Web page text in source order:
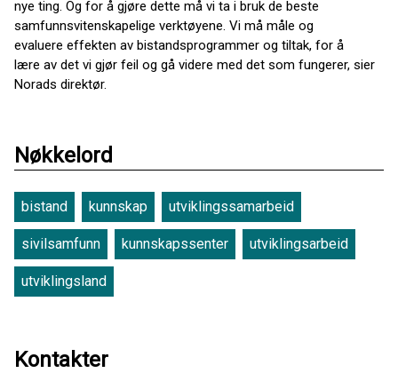
nye ting. Og for å gjøre dette må vi ta i bruk de beste
samfunnsvitenskapelige verktøyene. Vi må måle og
evaluere effekten av bistandsprogrammer og tiltak, for å
lære av det vi gjør feil og gå videre med det som fungerer, sier
Norads direktør.
Nøkkelord
bistand kunnskap utviklingssamarbeid
sivilsamfunn kunnskapssenter utviklingsarbeid
utviklingsland
Kontakter